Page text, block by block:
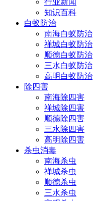
知识百科
白蚁防治
南海白蚁防治
禅城白蚁防治
顺德白蚁防治
三水白蚁防治
高明白蚁防治
除四害
南海除四害
禅城除四害
顺德除四害
三水除四害
高明除四害
杀虫消毒
南海杀虫
禅城杀虫
顺德杀虫
三水杀虫